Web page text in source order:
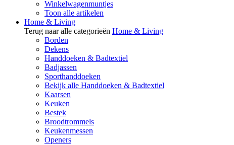
Winkelwagenmuntjes
Toon alle artikelen
Home & Living
Terug naar alle categorieën Home & Living
Borden
Dekens
Handdoeken & Badtextiel
Badjassen
Sporthanddoeken
Bekijk alle Handdoeken & Badtextiel
Kaarsen
Keuken
Bestek
Broodtrommels
Keukenmessen
Openers